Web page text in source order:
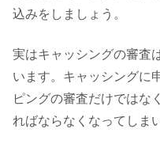
込みをしましょう。
実はキャッシングの審査
います。キャッシングに
ピングの審査だけではな
ればならなくなってしま